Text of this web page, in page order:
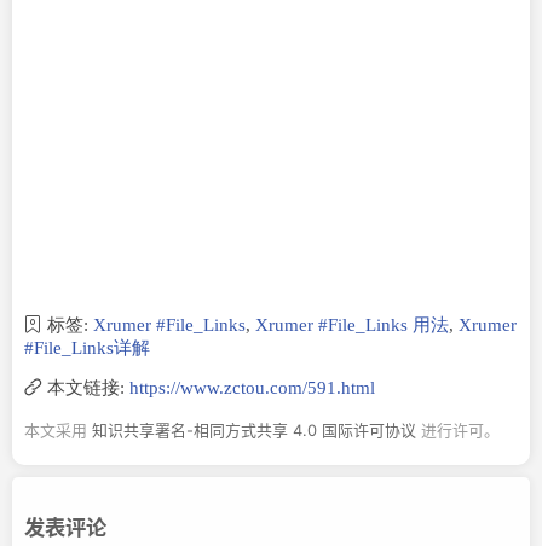
标签: Xrumer #File_Links Xrumer #File_Links 用法 Xrumer
#File_Links详解
本文链接: https://www.zctou.com/591.html
本文采用 知识共享署名-相同方式共享 4.0 国际许可协议 进行许可。
发表评论